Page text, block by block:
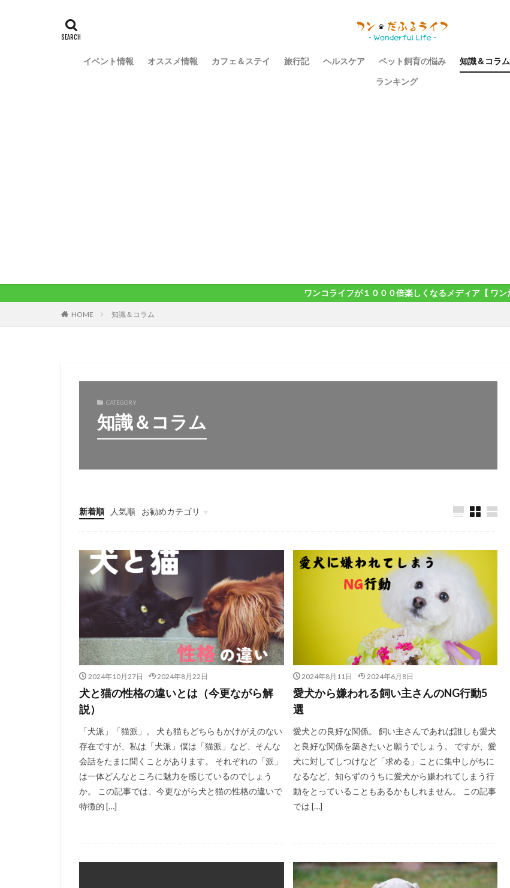
イベント情報 オススメ情報 カフェ＆ステイ 旅行記 ヘルスケア ペット飼育の悩み 知識＆コラム
ランキング
ワンコライフが１０００倍楽しくなるメディア【 ワンだふるライフ 】
HOME 知識＆コラム
CATEGORY
知識＆コラム
新着順 人気順
お勧めカテゴリ
未分類
2024年10月27日 2024年8月22日
犬と猫の性格の違いとは（今更ながら解
説）
「犬派」「猫派」。 犬も猫もどちらもかけがえのない
存在ですが、私は「犬派」僕は「猫派」など、そんな
会話をたまに聞くことがあります。 それぞれの「派」
は一体どんなところに魅力を感じているのでしょう
か。 この記事では、今更ながら犬と猫の性格の違いで
特徴的 […]
2024年8月11日 2024年6月8日
愛犬から嫌われる飼い主さんのNG行動5
選
愛犬との良好な関係。 飼い主さんであれば誰しも愛犬
と良好な関係を築きたいと願うでしょう。 ですが、愛
犬に対してしつけなど「求める」ことに集中しがちに
なるなど、知らずのうちに愛犬から嫌われてしまう行
動をとっていることもあるかもしれません。 この記事
では […]